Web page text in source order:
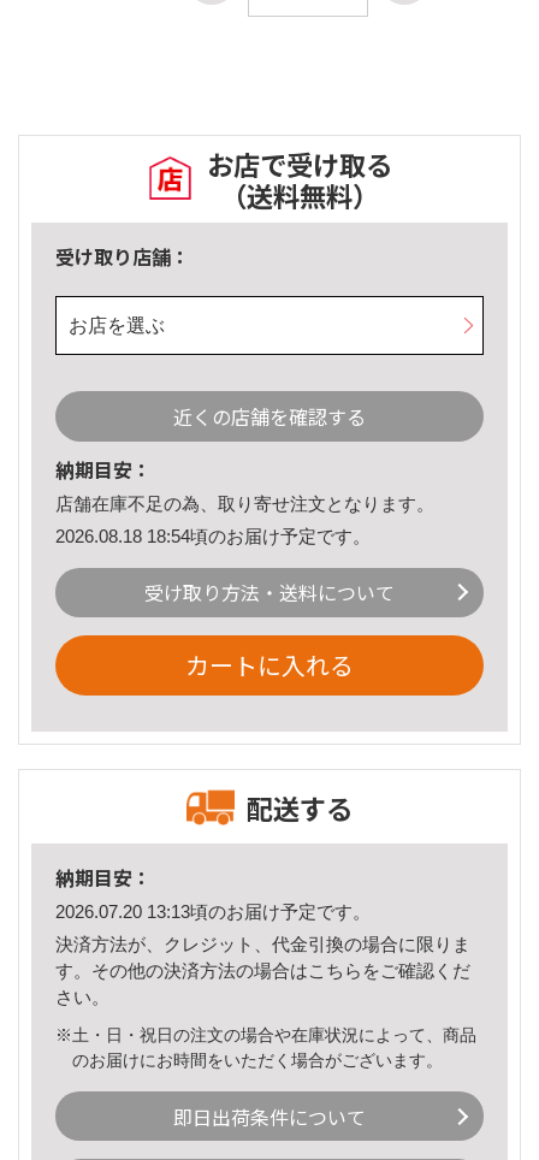
お店で受け取る
（送料無料）
受け取り店舗：
お店を選ぶ
近くの店舗を確認する
納期目安：
店舗在庫不足の為、取り寄せ注文となります。
2026.08.18 18:54頃のお届け予定です。
受け取り方法・送料について
カートに入れる
配送する
納期目安：
2026.07.20 13:13頃のお届け予定です。
決済方法が、クレジット、代金引換の場合に限りま
す。その他の決済方法の場合はこちら をご確認くだ
さい。
※土・日・祝日の注文の場合や在庫状況によって、商品
のお届けにお時間をいただく場合がございます。
即日出荷条件について